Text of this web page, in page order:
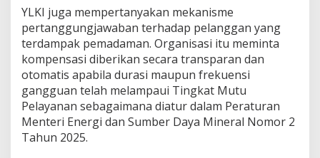
YLKI juga mempertanyakan mekanisme
pertanggungjawaban terhadap pelanggan yang
terdampak pemadaman. Organisasi itu meminta
kompensasi diberikan secara transparan dan
otomatis apabila durasi maupun frekuensi
gangguan telah melampaui Tingkat Mutu
Pelayanan sebagaimana diatur dalam Peraturan
Menteri Energi dan Sumber Daya Mineral Nomor 2
Tahun 2025.